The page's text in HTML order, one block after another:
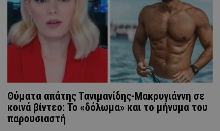
Θύματα απάτης Τανιμανίδης-Μακρυγιάννη σε
κοινά βίντεο: Το «δόλωμα» και το μήνυμα του
παρουσιαστή